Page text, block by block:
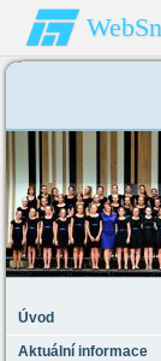
Úvod
Aktuální informace